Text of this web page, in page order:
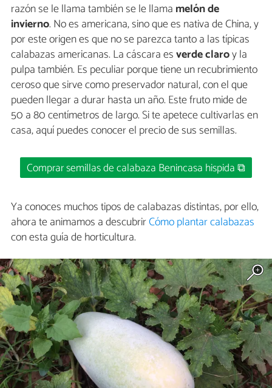
razón se le llama también se le llama melón de
invierno. No es americana, sino que es nativa de China, y
por este origen es que no se parezca tanto a las típicas
calabazas americanas. La cáscara esverde claroy la
pulpa también. Es peculiar porque tiene un recubrimiento
ceroso que sirve como preservador natural, con el que
pueden llegar a durar hasta un año. Este fruto mide de
50 a 80 centímetros de largo. Si te apetece cultivarlas en
casa, aquí puedes conocer el precio de sus semillas.
Comprar semillas de calabaza Benincasa hispida ⧉
Ya conoces muchos tipos de calabazas distintas, por ello,
ahora te animamos a descubrirCómo plantar calabazas
con esta guía de horticultura.